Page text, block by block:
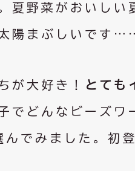
夏野菜がおいしい
陽まぶしいです
が大好き！ とても
でどんなビーズ
でみました。初